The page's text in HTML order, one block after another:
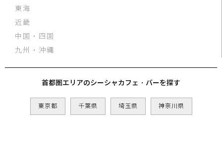
東海
近畿
中国・四国
九州・沖縄
首都圏エリアのシーシャカフェ・バーを探す
東京都 千葉県 埼玉県 神奈川県